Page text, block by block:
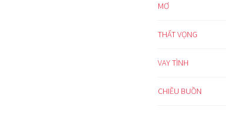
MƠ
THẤT VỌNG
VAY TÌNH
CHIỀU BUỒN